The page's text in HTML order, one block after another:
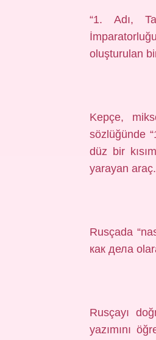
“1. Adı,
oluşturulan
Kepçe,
sözlüğünde
düz bir
yarayan araç.
Rusçada
как дела
Rusçayı
yazımını